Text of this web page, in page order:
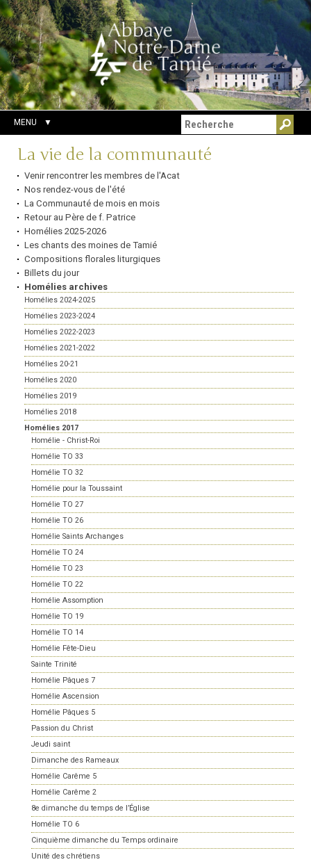
Aller
au
contenu.
|
Aller
à
la
navigation
Outils
personnels
Chercher par
Recherche
avancée…
MENU
Navigation
La vie de la communauté
Venir rencontrer les membres de l'Acat
Nos rendez-vous de l'été
La Communauté de mois en mois
Retour au Père de f. Patrice
Homélies 2025-2026
Les chants des moines de Tamié
Compositions florales liturgiques
Billets du jour
Homélies archives
Homélies 2024-2025
Homélies 2023-2024
Homélies 2022-2023
Homélies 2021-2022
Homélies 20-21
Homélies 2020
Homélies 2019
Homélies 2018
Homélies 2017
Homélie - Christ-Roi
Homélie TO 33
Homélie TO 32
Homélie pour la Toussaint
Homélie TO 27
Homélie TO 26
Homélie Saints Archanges
Homélie TO 24
Homélie TO 23
Homélie TO 22
Homélie Assomption
Homélie TO 19
Homélie TO 14
Homélie Fête-Dieu
Sainte Trinité
Homélie Pâques 7
Homélie Ascension
Homélie Pâques 5
Passion du Christ
Jeudi saint
Dimanche des Rameaux
Homélie Carême 5
Homélie Carême 2
8e dimanche du temps de l’Église
Homélie TO 6
Cinquième dimanche du Temps ordinaire
Unité des chrétiens